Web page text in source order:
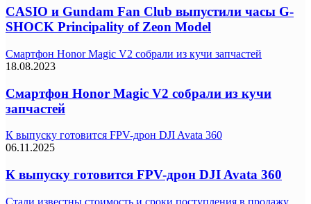
CASIO и Gundam Fan Club выпустили часы G-
SHOCK Principality of Zeon Model
Смартфон Honor Magic V2 собрали из кучи запчастей
18.08.2023
Смартфон Honor Magic V2 собрали из кучи
запчастей
К выпуску готовится FPV-дрон DJI Avata 360
06.11.2025
К выпуску готовится FPV-дрон DJI Avata 360
Стали известны стоимость и сроки поступления в продажу